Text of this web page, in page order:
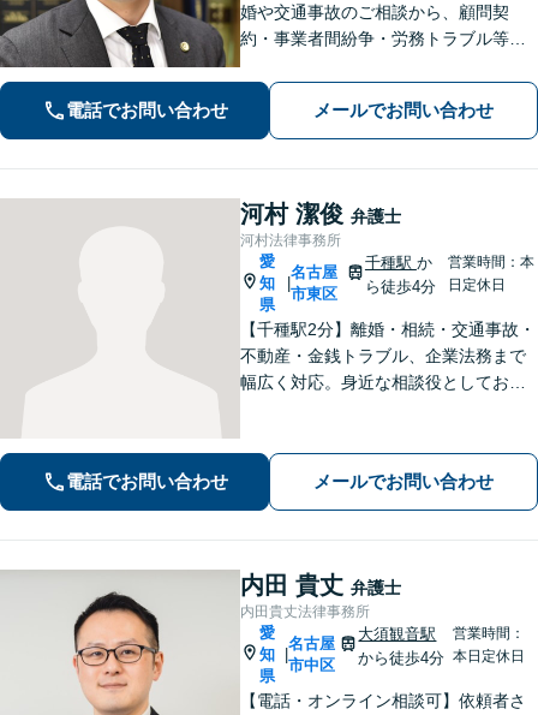
婚や交通事故のご相談から、顧問契
約・事業者間紛争・労務トラブル等ま
を中心に東海地方全域からご相談を承
っております。【夜間面談可能】【オ
ンライン相談可能】
電話でお問い合わせ メールでお問い合わせ
河村 潔俊 弁護士
河村法律事務所
愛
知
県
名古屋
市東区
千種駅 か
ら徒歩4分
営業時間：本
日定休日
【千種駅2分】離婚・相続・交通事故・
不動産・金銭トラブル、企業法務まで
幅広く対応。身近な相談役としてお悩
め、まずは気軽にご相談ください。
【土日祝対応可、夜間対応可】【オン
ライン対応可】
電話でお問い合わせ メールでお問い合わせ
内田 貴丈 弁護士
内田貴丈法律事務所
愛
知
県
|
名古屋
市中区
大須観音駅
から徒歩4分
営業時間：
本日定休日
【電話・オンライン相談可】依頼者さ